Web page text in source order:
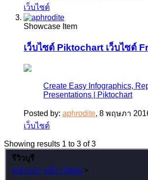
เว็บไซต์
Showcase Item
เว็บไซต์ Piktochart เว็บไซต์
Create Easy Infographics,
Presentations | Piktochart
Posted by: aphrodite, 8 พฤษภา
เว็บไซต์
Showing results 1 to 3 of 3
รีวิวบุรี
หน้าแรก แท็ก (Tags) >